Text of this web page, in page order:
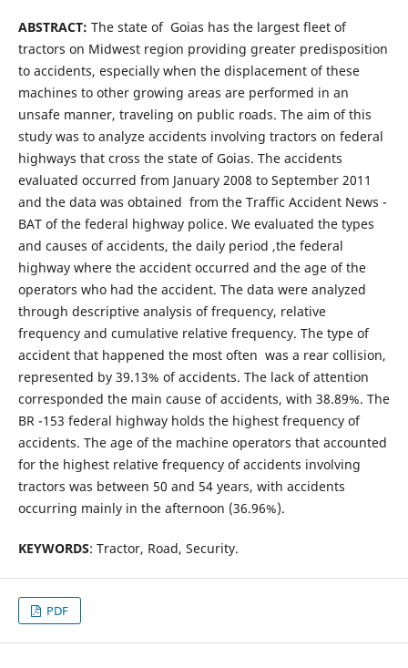
ABSTRACT: The state of Goias has the largest fleet of
tractors on Midwest region providing greater predisposition
to accidents, especially when the displacement of these
machines to other growing areas are performed in an
unsafe manner, traveling on public roads. The aim of this
study was to analyze accidents involving tractors on federal
highways that cross the state of Goias. The accidents
evaluated occurred from January 2008 to September 2011
and the data was obtained from the Traffic Accident News -
BAT of the federal highway police. We evaluated the types
and causes of accidents, the daily period ,the federal
highway where the accident occurred and the age of the
operators who had the accident. The data were analyzed
through descriptive analysis of frequency, relative
frequency and cumulative relative frequency. The type of
accident that happened the most often was a rear collision,
represented by 39.13% of accidents. The lack of attention
corresponded the main cause of accidents, with 38.89%. The
BR -153 federal highway holds the highest frequency of
accidents. The age of the machine operators that accounted
for the highest relative frequency of accidents involving
tractors was between 50 and 54 years, with accidents
occurring mainly in the afternoon (36.96%).
KEYWORDS: Tractor, Road, Security.
PDF